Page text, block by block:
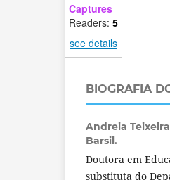
Captures
Readers: 5
see details
BIOGRAFIA
Andreia
Barsil.
Doutora em
substituta do